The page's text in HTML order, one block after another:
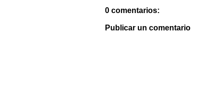
0 comentarios:
Publicar un comentario